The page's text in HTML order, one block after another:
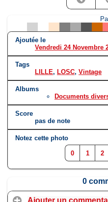
Ajoutée le
Vendredi 24 Novembre
Tags
LILLE, LOSC, Vintage
Albums
Documents
Score
pas de note
Notez cette photo
0 1 2
0